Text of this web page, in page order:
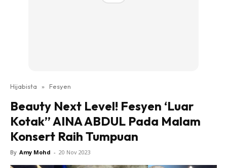
Hijabista » Fesyen
Beauty Next Level! Fesyen ‘Luar
Kotak” AINA ABDUL Pada Malam
Konsert Raih Tumpuan
By Amy Mohd - 20 Nov 2023